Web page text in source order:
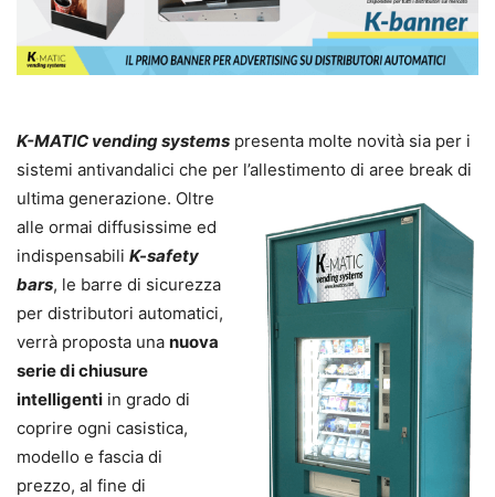
K-MATIC vending systems presenta molte novità sia per i
sistemi antivandalici che per l’allestimento di aree break di
ultima generazione. Oltre
alle ormai diffusissime ed
indispensabili K-safety
bars, le barre di sicurezza
per distributori automatici,
verrà proposta una nuova
serie di chiusure
intelligenti in grado di
coprire ogni casistica,
modello e fascia di
prezzo, al fine di